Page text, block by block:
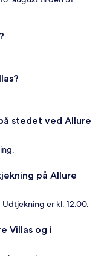
stedet ved Allure
på Allure
er kl. 12.00.
Villas og i